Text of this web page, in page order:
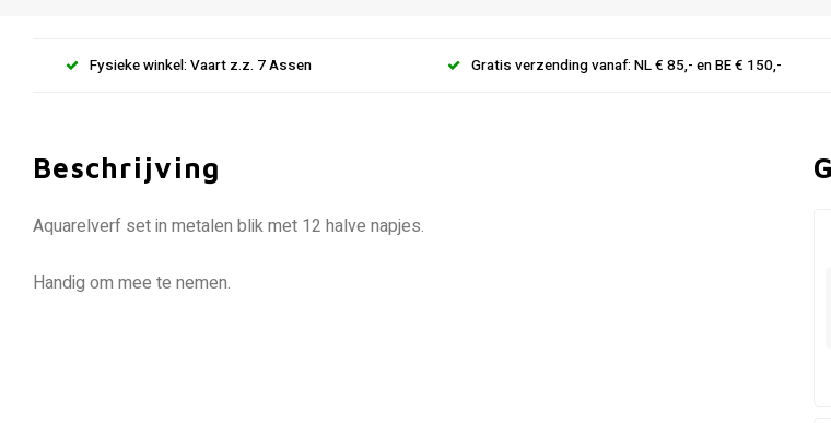
Fysieke winkel: Vaart z.z. 7 Assen Gratis verzending vanaf: NL € 85,- en BE € 150,-
Beschrijving
Aquarelverf set in metalen blik met 12 halve napjes.
Handig om mee te nemen.